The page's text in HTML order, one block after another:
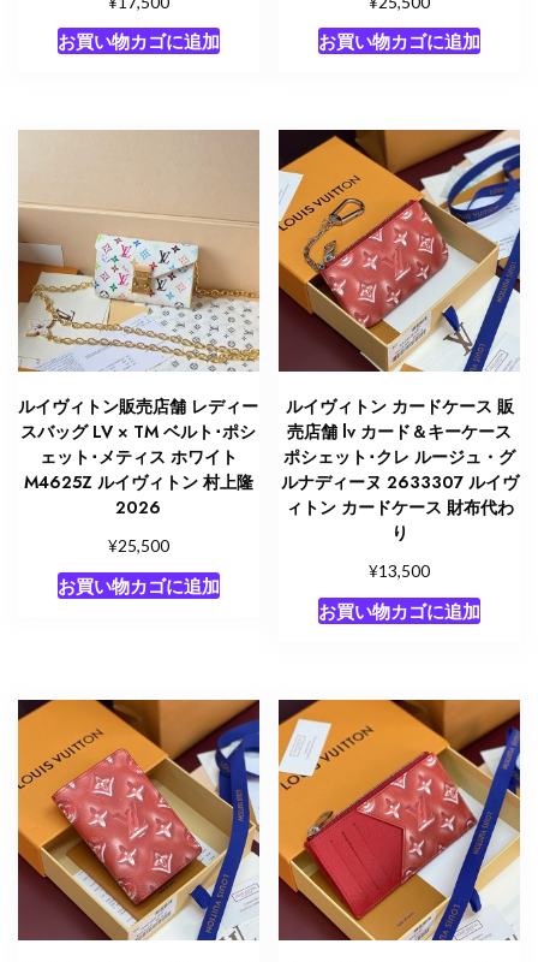
お買い物カゴに追加 お買い物カゴに追加
ルイヴィトン販売店舗 レディー
スバッグ LV × TM ベルト･ポシ
ェット･メティス ホワイト
M4625Z ルイヴィトン 村上隆
2026
¥25,500
お買い物カゴに追加
ルイヴィトン カードケース 販
売店舗 lv カード＆キーケース
ポシェット･クレ ルージュ・グ
ルナディーヌ 2633307 ルイヴ
ィトン カードケース 財布代わ
り
¥13,500
お買い物カゴに追加